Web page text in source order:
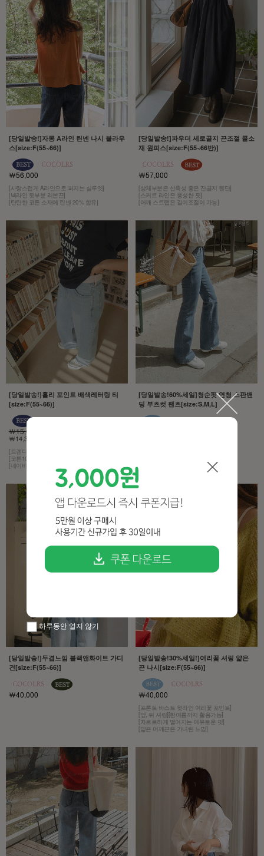
[당일발송!]자몽 A라인 린넨 나시 블라우
스[size:F(55~66)]
￦56,000
[사랑스럽게 A라인으로 퍼지는 실루엣]
[넥라인 뒷부분 리본끈]
[탄탄한 코튼 소재에 린넨 20% 함유]
[당일발송!]파우더 세로골지 끈조절 쿨소
재 원피스[size:F(55~66반)]
￦57,000
[상체부분은 신축성 좋은 잔골지 원단]
[스커트 라인은 풍성한 핏]
[어깨 스트랩은 길이조절이 가능]
[당일발송!]홀리 포인트 배색레터링 티
[size:F(55~66)]
￦15,000
￦14,300 5%
[트렌디한 감성]
[코튼100% 소재]
[네이비 컬러에 화이트 레터링]
[당일발송!60%세일]청순핏 연청 스판밴
딩 부츠컷 팬츠[size:S,M,L]
[컬러는 4계절 내내 사랑받는 연청]
[당일발송!]두겹느낌 블랙앤화이트 가디
건[size:F(55~66)]
￦40,000
[당일발송!30%세일!]여리꽃 셔링 얇은
끈 나시[size:F(55~66)]
￦40,000
[프론트 바스트 윗라인 여리꽃 포인트]
[앞, 뒤 셔링][한여름까지 활용가능]
[차르르하게 떨어지는 여유로운 핏]
[얇은 어깨끈은 가녀린 느낌]
하루동안 열지 않기